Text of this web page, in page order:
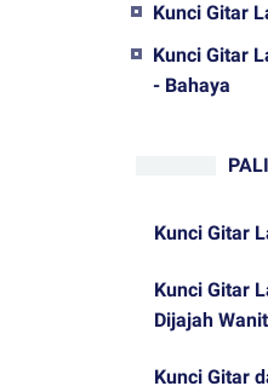
Kunci Gitar
Kunci Gitar
- Bahaya
Kunci Gitar
Kunci Gitar
Dijajah
Kunci Gitar